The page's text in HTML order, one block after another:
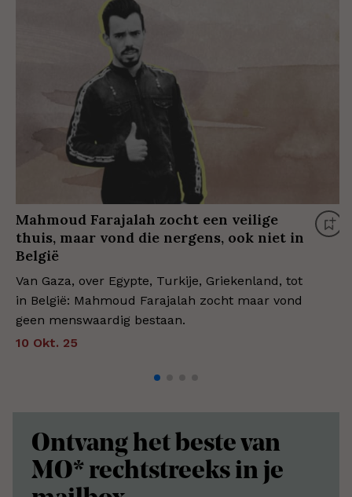
Mahmoud Farajalah zocht een veilige
thuis, maar vond die nergens, ook niet in
België
Van Gaza, over Egypte, Turkije, Griekenland, tot
in België: Mahmoud Farajalah zocht maar vond
geen menswaardig bestaan.
10 Okt. 25
Ontvang het beste van
MO* rechtstreeks in je